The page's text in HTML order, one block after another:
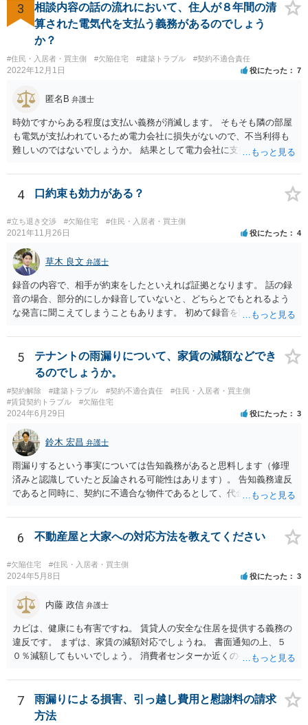
3
相談内容の話の流れにおいて、住人が８年間の清
算された電気代を支払う義務があるのでしょう
か？
#住民・入居者・買主側 #欠陥住宅 #建築トラブル #契約不適合責任
2022年12月1日 役にたった 7
匿名B 弁護士
時効ですからある程度は支払い義務が消滅します。 そもそも隣の部屋
も電気が支払われているため電力会社に損失がないので、不当利得も
難しいのではないでしょうか。 結果として電力会社に支払拒絶をする
4 口約束も効力がある？
#立ち退き交渉 #欠陥住宅 #住民・入居者・買主側
2021年11月26日 役にたった 4
草木 良文 弁護士
録音の内容で、相手が約束をしたといえれば証拠となります。 話の録
音の場合、部分的にしか録音していないと、どちらとでもとれるよう
な発言に聞こえてしまうこともあります。 初めて録音を聞いた第三者
5
テナントの雨漏りについて、家賃の減額などでき
るのでしょうか。
#契約解除 #建築トラブル #契約不適合責任
#住民・入居者・買主側
#賃貸契約トラブル
#欠陥住宅
2024年6月29日 役にたった 3
鈴木 宏昌 弁護士
雨漏りするという事実については告知義務があると思料します（修理
済みと認識していたと反論される可能性はあります）。 告知義務違反
であると同時に、契約に不適合な物件であるとして、代金（賃料）減
4条）。 お店の営業内容や雨漏りの程度も関係するため、具体的事情
を把握できる資料等を以て弁護士に相談することをお勧めいたしま
6 不動産屋と大家への対応方法を教えてください
#欠陥住宅 #住民・入居者・買主側
2024年5月8日 役にたった 3
内藤 政信 弁護士
カビは、健康にも有害ですね。 賃貸人の安全な住居を提供する義務の
違反です。 まずは、家賃の減額対応でしょうね。 書面通知の上、５
０％減額してもいいでしょう。 消費者センターか近くの弁護士に相談
7
雨漏りによる損害、引っ越し費用と慰謝料の請求
方法